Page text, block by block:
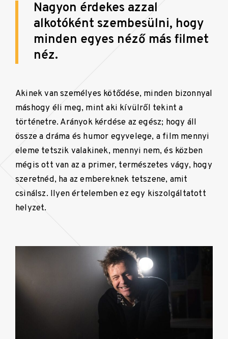
Nagyon érdekes azzal
alkotóként szembesülni, hogy
minden egyes néző más filmet
néz.
Akinek van személyes kötődése, minden bizonnyal
máshogy éli meg, mint aki kívülről tekint a
történetre. Arányok kérdése az egész; hogy áll
össze a dráma és humor egyvelege, a film mennyi
eleme tetszik valakinek, mennyi nem, és közben
mégis ott van az a primer, természetes vágy, hogy
szeretnéd, ha az embereknek tetszene, amit
csinálsz. Ilyen értelemben ez egy kiszolgáltatott
helyzet.